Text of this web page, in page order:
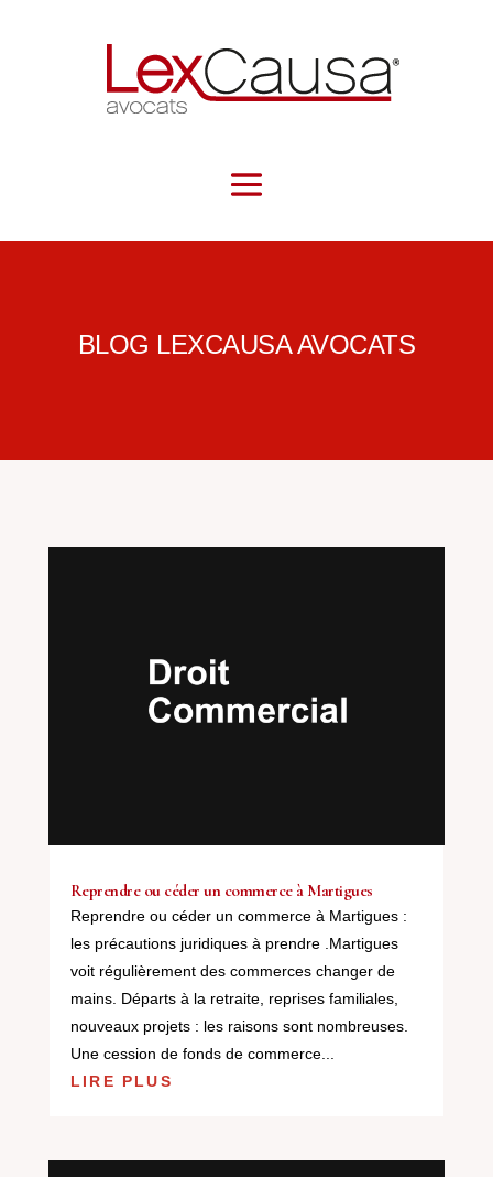
BLOG LEXCAUSA AVOCATS
Reprendre ou céder un commerce à Martigues
Reprendre ou céder un commerce à Martigues :
les précautions juridiques à prendre .Martigues
voit régulièrement des commerces changer de
mains. Départs à la retraite, reprises familiales,
nouveaux projets : les raisons sont nombreuses.
Une cession de fonds de commerce...
LIRE PLUS